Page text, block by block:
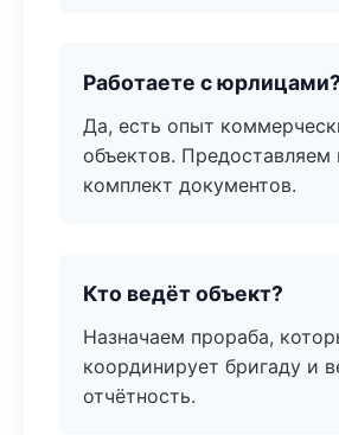
Работаете с юрлицами?
Да, есть опыт
объектов. Предоставляем
комплект документов.
Кто ведёт объект?
Назначаем прораба,
координирует бригаду и
отчётность.